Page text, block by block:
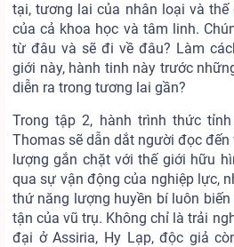
tại, tương lai của nhân loại và
của cả khoa học và tâm linh.
từ đâu và sẽ đi về đâu? Làm
giới này, hành tinh này trước
diễn ra trong tương lai gần?
Trong tập 2, hành trình thức
Thomas sẽ dẫn dắt người đọc
lượng gắn chặt với thế giới hữu
qua sự vận động của nghiệp lực,
thứ năng lượng huyền bí luôn
tận của vũ trụ. Không chỉ là trải
đại ở Assiria, Hy Lạp, độc giả